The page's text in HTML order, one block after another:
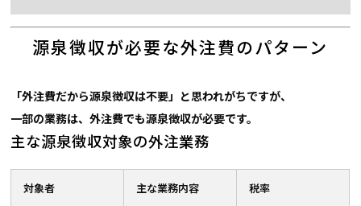
源泉徴収が必要な外注費のパターン
「外注費だから源泉徴収は不要」と思われがちですが、
一部の業務は、外注費でも源泉徴収が必要です。
主な源泉徴収対象の外注業務
対象者 主な業務内容 税率